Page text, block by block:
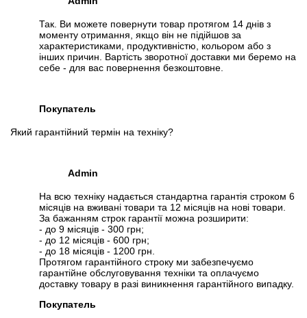
Так. Ви можете повернути товар протягом 14 днів з
моменту отримання, якщо він не підійшов за
характеристиками, продуктивністю, кольором або з
інших причин. Вартість зворотної доставки ми беремо на
себе - для вас повернення безкоштовне.
Покупатель
Який гарантійний термін на техніку?
Admin
На всю техніку надається стандартна гарантія строком 6
місяців на вживані товари та 12 місяців на нові товари.
За бажанням строк гарантії можна розширити:
- до 9 місяців - 300 грн;
- до 12 місяців - 600 грн;
- до 18 місяців - 1200 грн.
Протягом гарантійного строку ми забезпечуємо
гарантійне обслуговування техніки та оплачуємо
доставку товару в разі виникнення гарантійного випадку.
Покупатель